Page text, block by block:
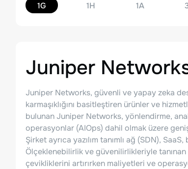
1G 1H 1A
Juniper
Juniper Networks, güvenli ve yapay zeka
karmaşıklığını basitleştiren ürünler ve
bulunan Juniper Networks, yönlendirme,
operasyonlar (AIOps) dahil olmak üzere
Şirket ayrıca yazılım tanımlı ağ (SDN),
Ölçeklenebilirlik ve güvenilirlikleriyle
çevikliklerini artırırken maliyetleri ve